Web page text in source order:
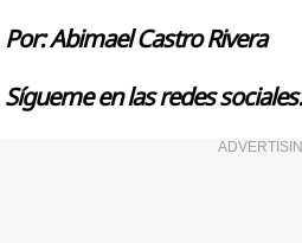
Por: Abimael Castro Rivera
Sígueme en las redes